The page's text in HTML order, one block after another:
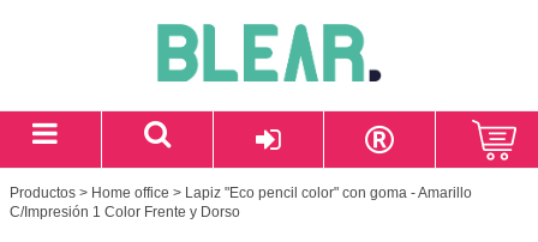
Productos > Home office > Lapiz "Eco pencil color" con goma - Amarillo
C/Impresión 1 Color Frente y Dorso